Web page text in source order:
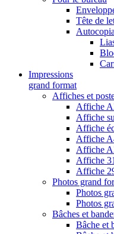
Tête de
Impressions
grand format
Affiches et
Affiche
Affiche
Affiche
Affiche
Affiche
Affiche
Affiche
Photos grand
Photos
Photos
Bâches et
Bâche et